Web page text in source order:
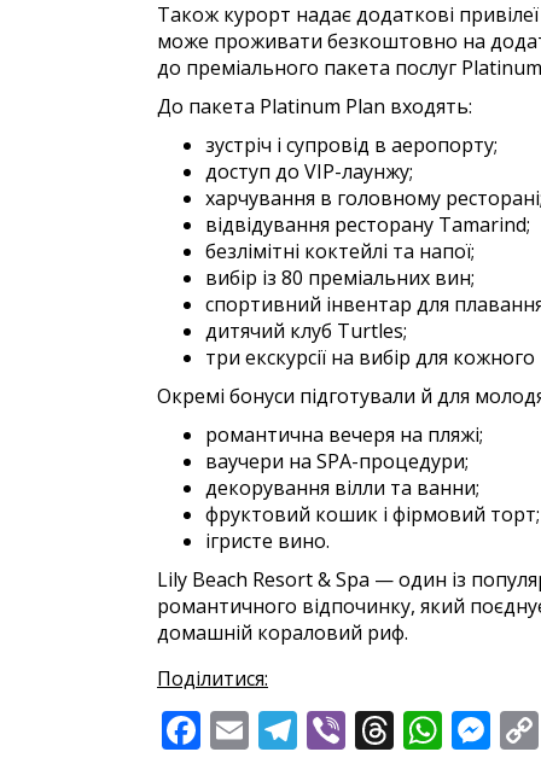
Також курорт надає додаткові
може проживати безкоштовно на
до преміального пакета послуг
До пакета Platinum Plan входять:
зустріч і супровід в аеропорту;
доступ до VIP-лаунжу;
харчування в головному
відвідування ресторану Tamarind;
безлімітні коктейлі та напої;
вибір із 80 преміальних вин;
спортивний інвентар для
дитячий клуб Turtles;
три екскурсії на вибір для кожного
Окремі бонуси підготували й для
романтична вечеря на пляжі;
ваучери на SPA-процедури;
декорування вілли та ванни;
фруктовий кошик і фірмовий торт;
ігристе вино.
Lily Beach Resort & Spa — один із
романтичного відпочинку, який
домашній кораловий риф.
Поділитися:
Facebook
EmailTelegram
ViberThreads